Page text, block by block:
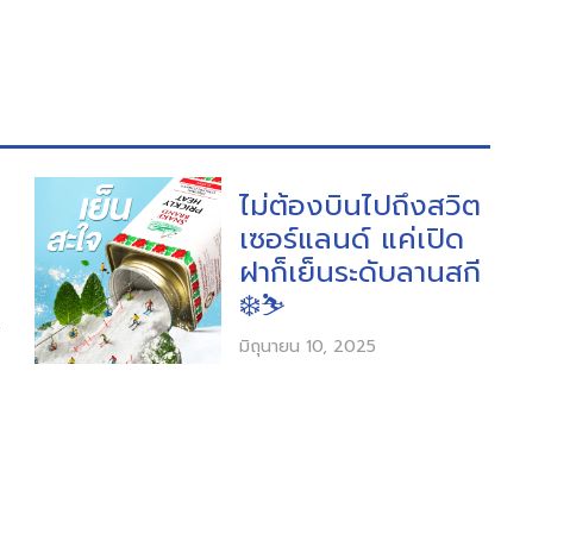
ไม่ต้องบินไปถึงสวิต
เซอร์แลนด์ แค่เปิด
ฝาก็เย็นระดับลานสกี
❄️⛷️
มิถุนายน 10, 2025